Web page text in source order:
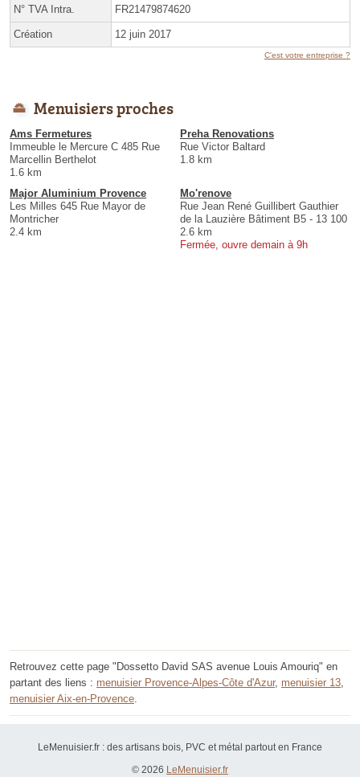
N° TVA Intra. FR21479874620
Création 12 juin 2017
C'est votre entreprise ?
Menuisiers proches
Ams Fermetures
Immeuble le Mercure C 485 Rue
Marcellin Berthelot
1.6 km
Preha Renovations
Rue Victor Baltard
1.8 km
Major Aluminium Provence
Les Milles 645 Rue Mayor de
Montricher
2.4 km
Mo'renove
Rue Jean René Guillibert Gauthier
de la Lauzière Bâtiment B5 - 13 100
2.6 km
Fermée, ouvre demain à 9h
Retrouvez cette page "Dossetto David SAS avenue Louis Amouriq" en
partant des liens : menuisier Provence-Alpes-Côte d'Azur, menuisier 13,
menuisier Aix-en-Provence.
LeMenuisier.fr : des artisans bois, PVC et métal partout en France
© 2026 LeMenuisier.fr